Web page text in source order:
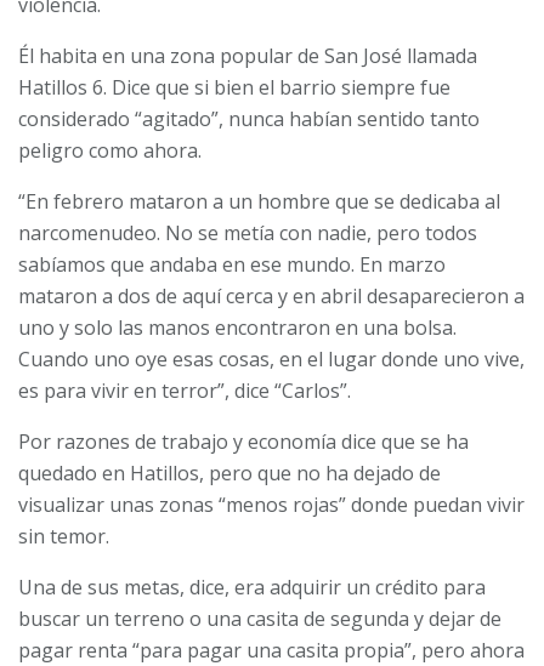
Él habita en una zona popular de San José llamada
Hatillos 6. Dice que si bien el barrio siempre fue
considerado “agitado”, nunca habían sentido tanto
peligro como ahora.
“En febrero mataron a un hombre que se dedicaba al
narcomenudeo. No se metía con nadie, pero todos
sabíamos que andaba en ese mundo. En marzo
mataron a dos de aquí cerca y en abril desaparecieron a
uno y solo las manos encontraron en una bolsa.
Cuando uno oye esas cosas, en el lugar donde uno vive,
es para vivir en terror”, dice “Carlos”.
Por razones de trabajo y economía dice que se ha
quedado en Hatillos, pero que no ha dejado de
visualizar unas zonas “menos rojas” donde puedan vivir
sin temor.
Una de sus metas, dice, era adquirir un crédito para
buscar un terreno o una casita de segunda y dejar de
pagar renta “para pagar una casita propia”, pero ahora